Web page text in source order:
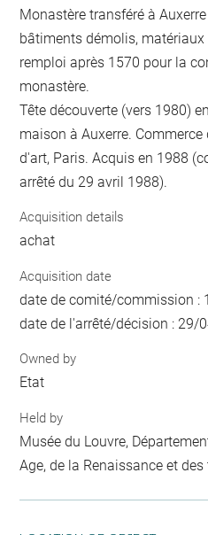
Monastère transféré à
bâtiments démolis,
remploi après 1570 pour la
monastère.
Tête découverte (vers 1980)
maison à Auxerre.
d'art, Paris. Acquis en 1988
arrêté du 29 avril 1988).
Acquisition details
achat
Acquisition date
date de comité/commission :
date de l'arrêté/décision : 29/
Owned by
Etat
Held by
Musée du Louvre,
Age, de la Renaissance et